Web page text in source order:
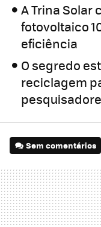
A Trina Solar
fotovoltaico
eficiência
O segredo
reciclagem
Sem comentários